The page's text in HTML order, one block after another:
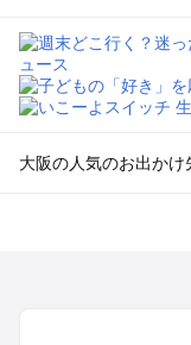
大阪の人気のお出かけ